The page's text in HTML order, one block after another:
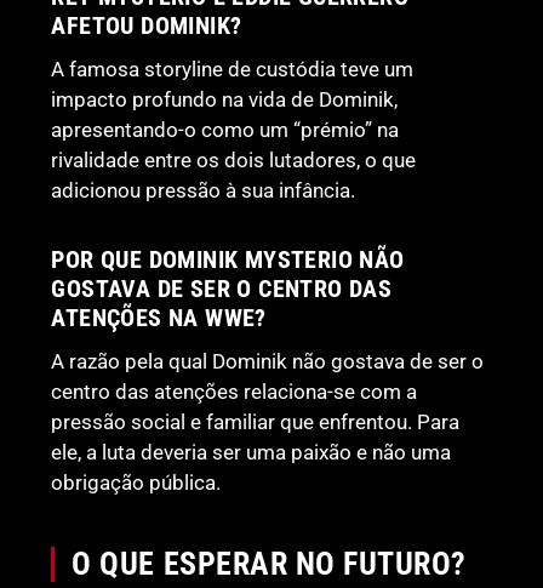
AFETOU DOMINIK?
A famosa storyline de custódia teve um
impacto profundo na vida de Dominik,
apresentando-o como um “prémio” na
rivalidade entre os dois lutadores, o que
adicionou pressão à sua infância.
POR QUE DOMINIK MYSTERIO NÃO
GOSTAVA DE SER O CENTRO DAS
ATENÇÕES NA WWE?
A razão pela qual Dominik não gostava de ser o
centro das atenções relaciona-se com a
pressão social e familiar que enfrentou. Para
ele, a luta deveria ser uma paixão e não uma
obrigação pública.
O QUE ESPERAR NO FUTURO?